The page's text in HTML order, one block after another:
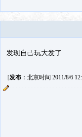
发现自己玩大发了
[发布：北京时间 2011/8/6